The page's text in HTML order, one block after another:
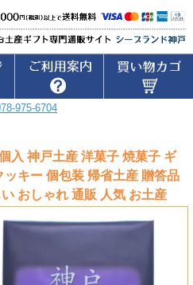
975-6704
入 神戸土産 洋菓子 焼菓子 ギ
キー 個包装 帰省土産 贈答品
おしゃれ 通販 人気 お土産